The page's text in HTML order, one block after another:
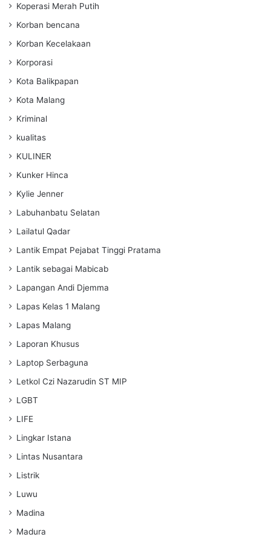
Koperasi Merah Putih
Korban bencana
Korban Kecelakaan
Korporasi
Kota Balikpapan
Kota Malang
Kriminal
kualitas
KULINER
Kunker Hinca
Kylie Jenner
Labuhanbatu Selatan
Lailatul Qadar
Lantik Empat Pejabat Tinggi Pratama
Lantik sebagai Mabicab
Lapangan Andi Djemma
Lapas Kelas 1 Malang
Lapas Malang
Laporan Khusus
Laptop Serbaguna
Letkol Czi Nazarudin ST MIP
LGBT
LIFE
Lingkar Istana
Lintas Nusantara
Listrik
Luwu
Madina
Madura